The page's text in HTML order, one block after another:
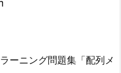
ーニング問題集「配列メ